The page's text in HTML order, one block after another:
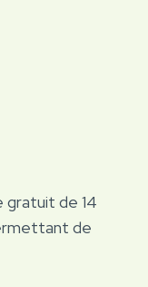
gratuit de 14
de